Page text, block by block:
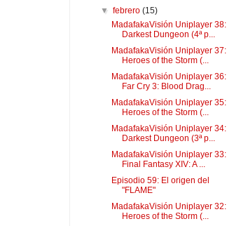
▼febrero(15)
MadafakaVisión Uniplayer 38:
Darkest Dungeon (4ª p...
MadafakaVisión Uniplayer 37:
Heroes of the Storm (...
MadafakaVisión Uniplayer 36:
Far Cry 3: Blood Drag...
MadafakaVisión Uniplayer 35:
Heroes of the Storm (...
MadafakaVisión Uniplayer 34:
Darkest Dungeon (3ª p...
MadafakaVisión Uniplayer 33:
Final Fantasy XIV: A ...
Episodio 59: El origen del
"FLAME"
MadafakaVisión Uniplayer 32:
Heroes of the Storm (...